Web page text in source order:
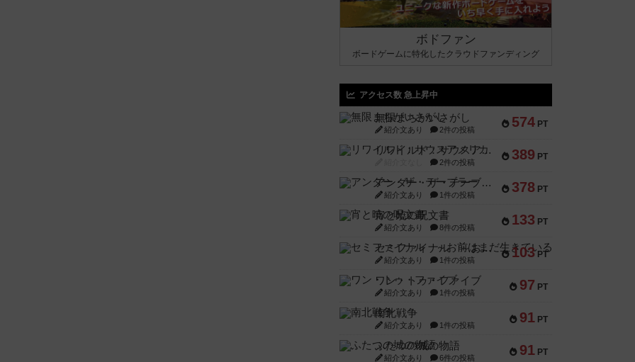
ボドファン
ボードゲームに特化したクラウドファンディング
アクセス数 急上昇中
574 PT
無限まちがいさがし
紹介文あり 2件の投稿
389 PT
リワイルド：サウスアメリカ
2件の投稿
378 PT
アンダー・ザ・テーブラー
紹介文あり 1件の投稿
133 PT
宵と暁の呪文書
紹介文あり 8件の投稿
103 PT
セミファイナル ～お前はまだ生きている～
紹介文あり 1件の投稿
97 PT
ワン・トゥ・ファイブ
紹介文あり 1件の投稿
91 PT
南北戦争
紹介文あり 1件の投稿
91 PT
ふたつの城の物語
紹介文あり 6件の投稿